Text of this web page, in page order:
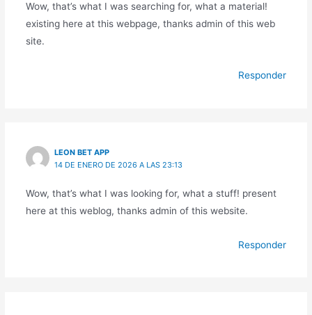
Wow, that’s what I was searching for, what a material!
existing here at this webpage, thanks admin of this web
site.
Responder
LEON BET APP
14 DE ENERO DE 2026 A LAS 23:13
Wow, that’s what I was looking for, what a stuff! present
here at this weblog, thanks admin of this website.
Responder